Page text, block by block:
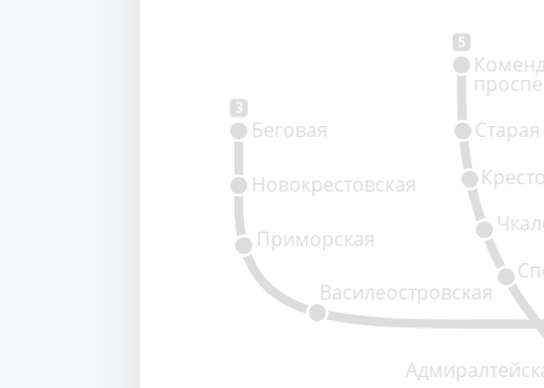
3
5
Василеостровская
Приморская
Новокрестовская
Беговая